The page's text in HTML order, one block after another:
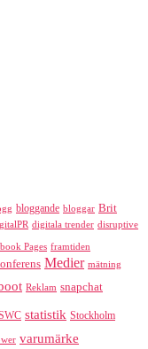
bloggande bloggar Brit
digitala trender disruptive
Pages framtiden
Medier mätning
Reklam snapchat
statistik Stockholm
varumärke